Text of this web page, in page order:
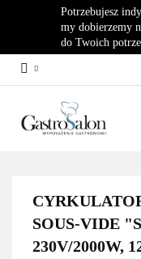
Potrzebujesz
my dobierzemy
do Twoich
SOUS-VIDE
230V/2000W,